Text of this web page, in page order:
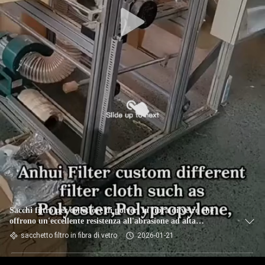
CONTROLLO
DI
QUALITÀ
CONTATTICI
NOTIZIE
RICHIEDA
UNA
CITAZIONE
MAPPA
Sacchi filtro per collettore di polveri in fibra di vetro che
offrono un'eccellente resistenza all'abrasione ad alta
temperatura e all'esposizione chimica
sacchetto filtro in fibra di vetro 2026-01-21